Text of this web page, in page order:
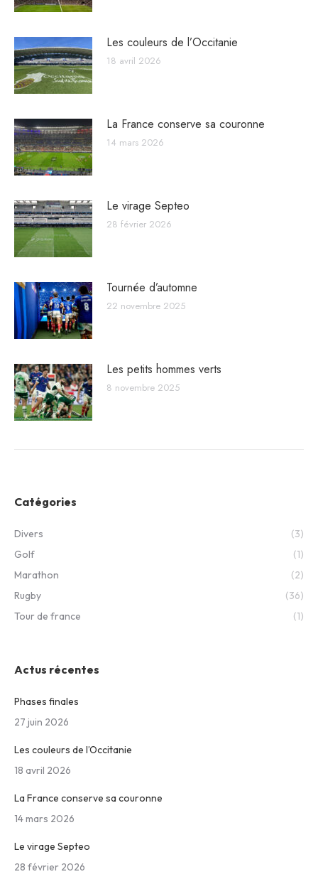
Les couleurs de l’Occitanie
18 avril 2026
La France conserve sa couronne
14 mars 2026
Le virage Septeo
28 février 2026
Tournée d’automne
22 novembre 2025
Les petits hommes verts
8 novembre 2025
Catégories
Divers
(3)
Golf
(1)
Marathon
(2)
Rugby
(36)
Tour de france
(1)
Actus récentes
Phases finales
27 juin 2026
Les couleurs de l’Occitanie
18 avril 2026
La France conserve sa couronne
14 mars 2026
Le virage Septeo
28 février 2026